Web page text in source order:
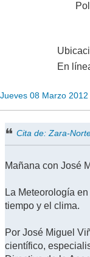
En
Jueves 08 Marzo 2012
Cita de: Zara-
Mañana con José
La Meteorología
tiempo y el clima.
Por José Miguel
científico,